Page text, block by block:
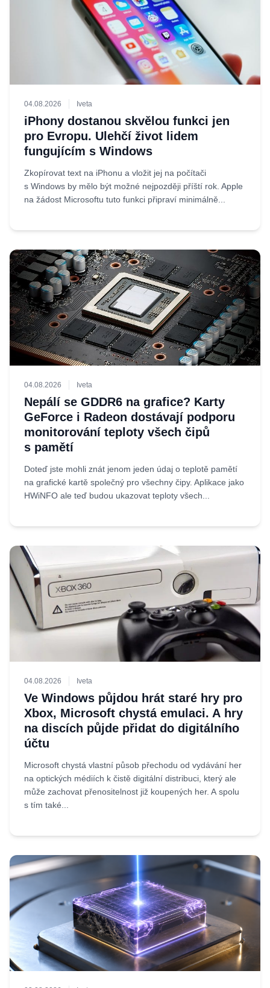
04.08.2026 Iveta
iPhony dostanou skvělou funkci jen
pro Evropu. Ulehčí život lidem
fungujícím s Windows
Zkopírovat text na iPhonu a vložit jej na počítači
s Windows by mělo být možné nejpozději příští rok. Apple
na žádost Microsoftu tuto funkci připraví minimálně...
04.08.2026 Iveta
Nepálí se GDDR6 na grafice? Karty
GeForce i Radeon dostávají podporu
monitorování teploty všech čipů
s pamětí
Doteď jste mohli znát jenom jeden údaj o teplotě pamětí
na grafické kartě společný pro všechny čipy. Aplikace jako
HWiNFO ale teď budou ukazovat teploty všech...
04.08.2026 Iveta
Ve Windows půjdou hrát staré hry pro
Xbox, Microsoft chystá emulaci. A hry
na discích půjde přidat do digitálního
účtu
Microsoft chystá vlastní působ přechodu od vydávání her
na optických médiích k čistě digitální distribuci, který ale
může zachovat přenositelnost již koupených her. A spolu
s tím také...